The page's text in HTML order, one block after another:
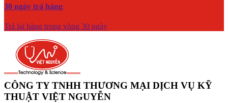
30 ngày trả hàng
Trả lại hàng trong vòng 30 ngày
CÔNG TY TNHH THƯƠNG MẠI DỊCH VỤ KỸ
THUẬT VIỆT NGUYỄN